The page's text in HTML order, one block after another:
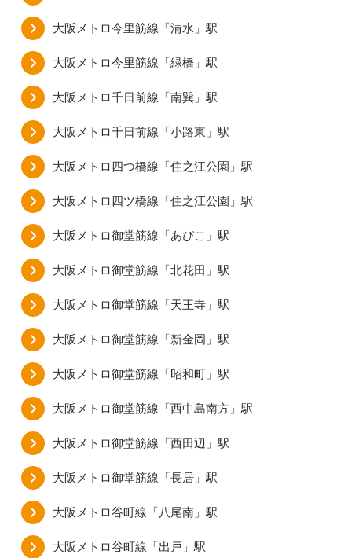
大阪メトロ今里筋線「清水」駅
大阪メトロ今里筋線「緑橋」駅
大阪メトロ千日前線「南巽」駅
大阪メトロ千日前線「小路東」駅
大阪メトロ四つ橋線「住之江公園」駅
大阪メトロ四ツ橋線「住之江公園」駅
大阪メトロ御堂筋線「あびこ」駅
大阪メトロ御堂筋線「北花田」駅
大阪メトロ御堂筋線「天王寺」駅
大阪メトロ御堂筋線「新金岡」駅
大阪メトロ御堂筋線「昭和町」駅
大阪メトロ御堂筋線「西中島南方」駅
大阪メトロ御堂筋線「西田辺」駅
大阪メトロ御堂筋線「長居」駅
大阪メトロ谷町線「八尾南」駅
大阪メトロ谷町線「出戸」駅